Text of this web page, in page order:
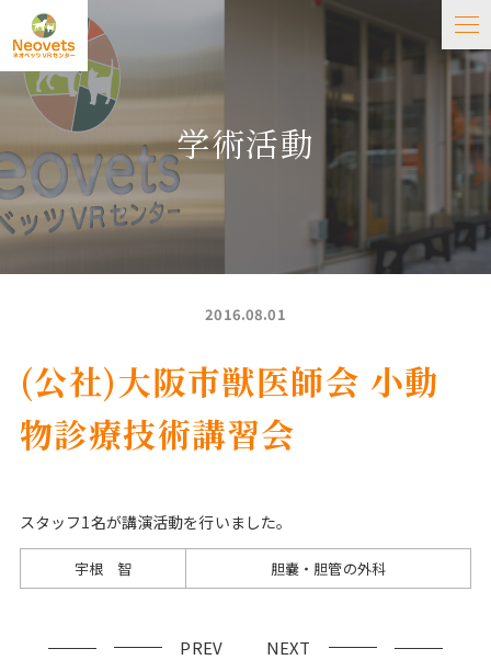
学術活動
2016.08.01
(公社)大阪市獣医師会 小動
物診療技術講習会
スタッフ1名が講演活動を行いました。
宇根 智 胆嚢・胆管の外科
PREV NEXT